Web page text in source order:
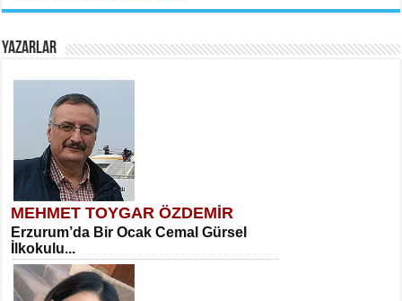
YAZARLAR
MEHMET TOYGAR ÖZDEMİR
Erzurum’da Bir Ocak Cemal Gürsel
İlkokulu...